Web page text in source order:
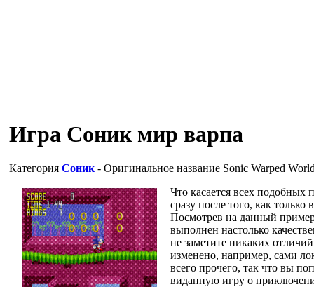
Игра Соник мир варпа
Категория Соник - Оригинальное название Sonic Warped
Что касается всех подобных
сразу после того, как
Посмотрев на данный
выполнен настолько
не заметите никаких
изменено, например, сами
всего прочего, так что вы
виданную игру о